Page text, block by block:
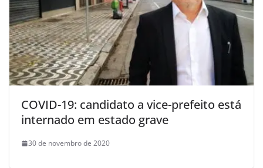
COVID-19: candidato a vice-prefeito está
internado em estado grave
30 de novembro de 2020